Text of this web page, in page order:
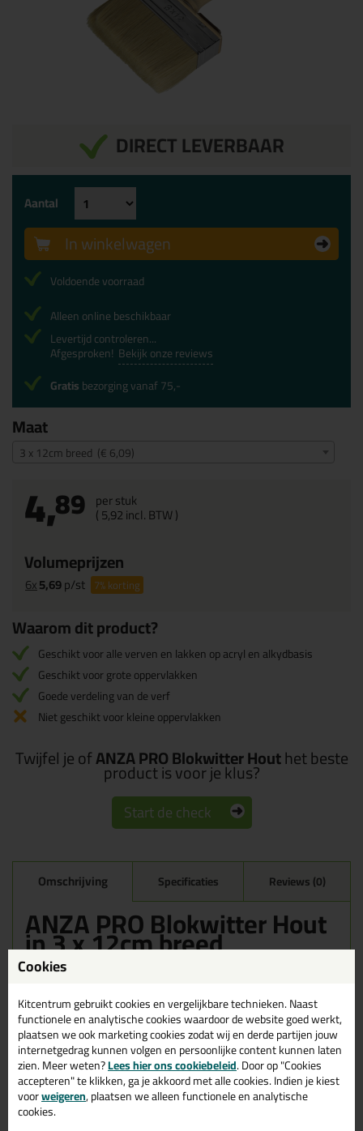
DIRECT LEVERBAAR
Maat
3 x 12cm breed (€ 6,09)
4,89 per stuk
(5,92incl. BTW )
Volumeprijzen
6x5,69p/st 7%korting
Aantal
In winkelwagen
Voldoende voorraad
Alleen online beschikbaar
Levertijd controleren...
Afgesproken! Bekijk onze reviews
Gratisbezorging vanaf 75,-
Waarom dit product?
Geschikt voor alle verven en lakken op acryl en alkydbasis
Geschikt voor grote oppervlakken
Goede verdeling van de verf
Niet geschikt voor kleine oppervlakken
Twijfel je ofANZA PRO Blokwitter Houthet beste
product is voor je klus?
Start de check
Omschrijving Specificaties Reviews (0)
ANZA PRO Blokwitter Hout
in 3 x 12cm breed
Bestel de ANZA PRO Blokwitter Hout in 3 x 12cm breed vandaag
Wil je meer weten over de toepassing en kenmerken van dit
product?Lees alles over dit product >
Tips & tricks voor ANZA PRO
Blokwitter Hout
In de volgende blogs wordt dit product gebruikt:
Cookies
Kitcentrum gebruikt cookies en vergelijkbare technieken. Naast
functionele en analytische cookies waardoor de website goed werkt,
plaatsen we ook marketing cookies zodat wij en derde partijen jouw
internetgedrag kunnen volgen en persoonlijke content kunnen laten
zien. Meer weten?Lees hier ons cookiebeleid. Door op "Cookies
accepteren" te klikken, ga je akkoord met alle cookies. Indien je kiest
voorweigeren, plaatsen we alleen functionele en analytische
cookies.